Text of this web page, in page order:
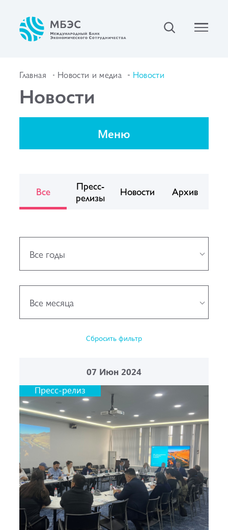
Главная Новости и медиа Новости
Новости
Все
Пресс-
релизы
Новости Архив
Все годы
Все месяца
Сбросить фильтр
07 Июн 2024
Пресс-релиз
Меню